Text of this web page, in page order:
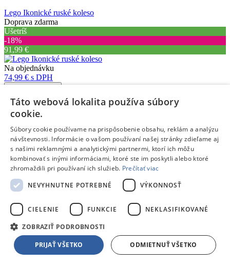
Lego Ikonické ruské koleso
Doprava zdarma
Ušetríš
‐18%
91,99 €
Na objednávku
74,99 € s DPH
Porovnať
257421
LEGO® Disney™
LEGO® Disney™
Lego Mazel 43306
Doprava zdarma
Ušetríš
‐32%
49,99 €
Táto webová lokalita používa súbory
cookie.
Súbory cookie používame na prispôsobenie obsahu, reklám a analýzu
návštevnosti. Informácie o vašom používaní našej stránky zdieľame aj
s našimi reklamnými a analytickými partnermi, ktorí ich môžu
kombinovať s inými informáciami, ktoré ste im poskytli alebo ktoré
zhromaždili pri používaní ich služieb. Prečítať viac
NEVYHNUTNE POTREBNÉ
VÝKONNOSŤ
CIELENIE FUNKCIE NEKLASIFIKOVANÉ
ZOBRAZIŤ PODROBNOSTI
PRIJAŤ VŠETKO ODMIETNUŤ VŠETKO